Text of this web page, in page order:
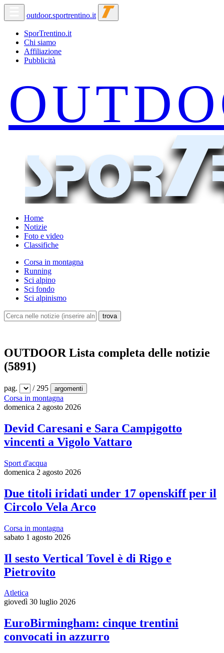
outdoor.sportrentino.it
SporTrentino.it
Chi siamo
Affiliazione
Pubblicità
Home
Notizie
Foto e video
Classifiche
Corsa in montagna
Running
Sci alpino
Sci fondo
Sci alpinismo
OUTDOOR Lista completa delle notizie
(5891)
pag. / 295 argomenti
Corsa in montagna
domenica 2 agosto 2026
Devid Caresani e Sara Campigotto
vincenti a Vigolo Vattaro
Sport d'acqua
domenica 2 agosto 2026
Due titoli iridati under 17 openskiff per il
Circolo Vela Arco
Corsa in montagna
sabato 1 agosto 2026
Il sesto Vertical Tovel è di Rigo e
Pietrovito
Atletica
giovedì 30 luglio 2026
EuroBirmingham: cinque trentini
convocati in azzurro